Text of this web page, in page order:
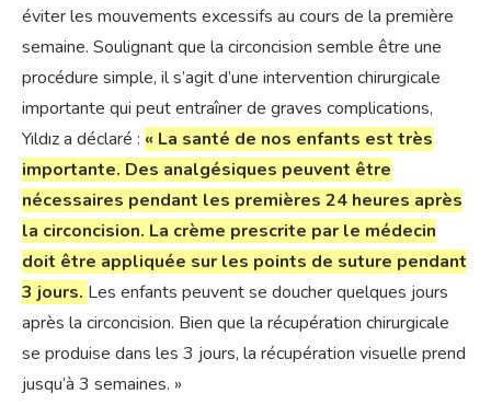
éviter les mouvements excessifs au cours de la première
semaine. Soulignant que la circoncision semble être une
procédure simple, il s’agit d’une intervention chirurgicale
importante qui peut entraîner de graves complications,
Yıldız a déclaré : « La santé de nos enfants est très
importante. Des analgésiques peuvent être
nécessaires pendant les premières 24 heures après
la circoncision. La crème prescrite par le médecin
doit être appliquée sur les points de suture pendant
3 jours. Les enfants peuvent se doucher quelques jours
après la circoncision. Bien que la récupération chirurgicale
se produise dans les 3 jours, la récupération visuelle prend
jusqu’à 3 semaines. »